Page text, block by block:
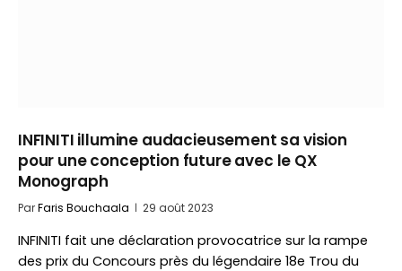
INFINITI illumine audacieusement sa vision
pour une conception future avec le QX
Monograph
ParFaris Bouchaala 29 août 2023
INFINITI fait une déclaration provocatrice sur la rampe
des prix du Concours près du légendaire 18e Trou du